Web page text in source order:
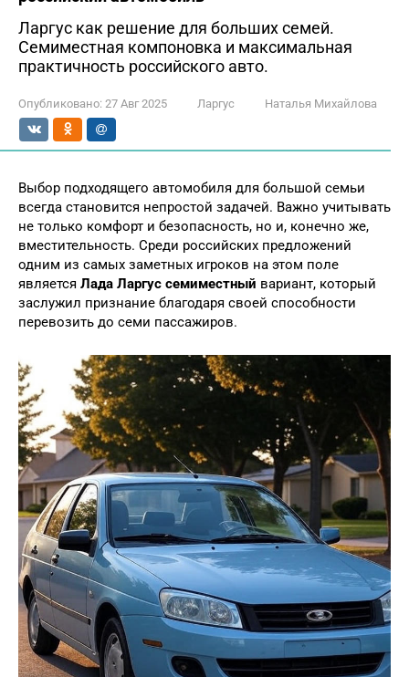
Ларгус как решение для больших семей.
Семиместная компоновка и максимальная
практичность российского авто.
Опубликовано: 27 Авг 2025 Ларгус Наталья Михайлова
Выбор подходящего автомобиля для большой семьи
всегда становится непростой задачей. Важно учитывать
не только комфорт и безопасность, но и, конечно же,
вместительность. Среди российских предложений
одним из самых заметных игроков на этом поле
является Лада Ларгус семиместный вариант, который
заслужил признание благодаря своей способности
перевозить до семи пассажиров.